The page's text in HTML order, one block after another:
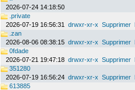
2026-07-24 14:18:50
.private
2026-07-19 16:56:31
drwxr-xr-x Supprimer
.zan
2026-08-06 08:38:15 drwxr-xr-x Supprimer
0fdade
2026-07-21 19:47:18 drwxr-xr-x Supprimer
351280
2026-07-19 16:56:24 drwxr-xr-x Supprimer
613885